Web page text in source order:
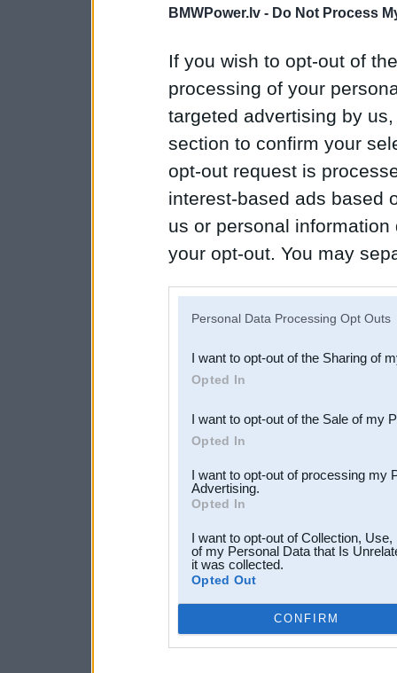
BMWPower.lv - Do Not Process
If you wish to opt-out of
processing of your
targeted advertising by
section to confirm your
opt-out request is
interest-based ads based
us or personal
your opt-out. You may
Downstream Participants
third parties.
Personal Data Processing Opt Outs
I want to opt-out of the Sharing of
Opted In
I want to opt-out of the Sale of my
Opted In
I want to opt-out of processing my
Advertising.
Opted In
I want to opt-out of Collection,
of my Personal Data that Is
it was collected.
Opted Out
CONFIRM